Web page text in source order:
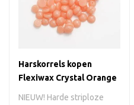
Harskorrels kopen
Flexiwax Crystal Orange
NIEUW! Harde striploze